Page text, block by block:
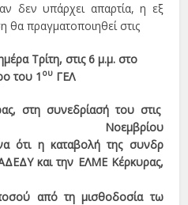
δεν υπάρχει απαρτία, η εξ
θα πραγματοποιηθεί στις
Τρίτη, στις 6 μ.μ. στο
του 1 ουΓΕΛ
στη συνεδρίασή του στις
ότι η καταβολή της συνδρ
και την ΕΛΜΕ Κέρκυρας,
από τη μισθοδοσία τω